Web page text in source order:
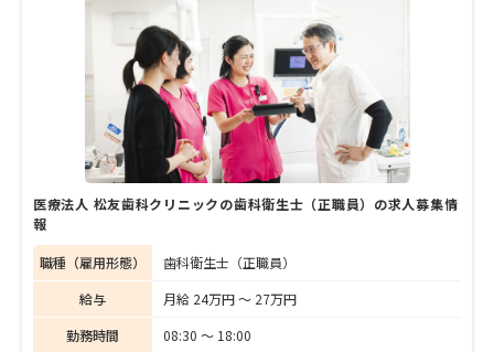
医療法人 松友歯科クリニックの歯科衛生士（正職員）の求人募集情
報
職種（雇用形態）
歯科衛生士（正職員）
給与
月給 24万円 〜 27万円
勤務時間
08:30 〜 18:00